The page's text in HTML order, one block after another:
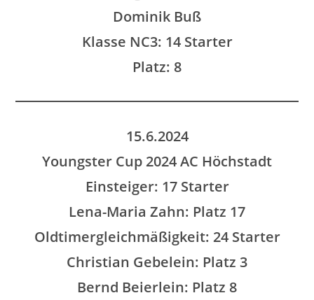
Dominik Buß
Klasse NC3: 14 Starter
Platz: 8
15.6.2024
Youngster Cup 2024 AC Höchstadt
Einsteiger: 17 Starter
Lena-Maria Zahn: Platz 17
Oldtimergleichmäßigkeit: 24 Starter
Christian Gebelein: Platz 3
Bernd Beierlein: Platz 8